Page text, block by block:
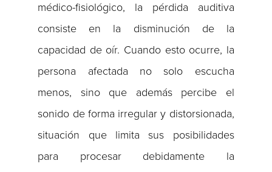
médico-fisiológico, la pérdida auditiva
consiste en la disminución de la
capacidad de oír. Cuando esto ocurre, la
persona afectada no solo escucha
menos, sino que además percibe el
sonido de forma irregular y distorsionada,
situación que limita sus posibilidades
para procesar debidamente la